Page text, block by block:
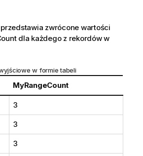
zwrócone wartości
dla każdego z rekordów w
w formie tabeli
MyRangeCount
3
3
3